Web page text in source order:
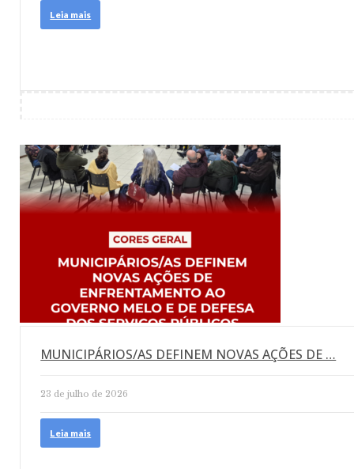
Leia mais
MUNICIPÁRIOS/AS DEFINEM NOVAS AÇÕES DE …
23 de julho de 2026
Leia mais